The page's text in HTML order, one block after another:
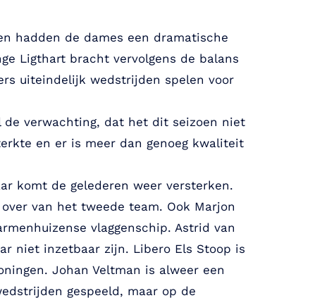
hadden de dames een dramatische
Ligthart bracht vervolgens de balans
uiteindelijk wedstrijden spelen voor
de verwachting, dat het dit seizoen niet
en er is meer dan genoeg kwaliteit
komt de gelederen weer versterken.
van het tweede team. Ook Marjon
vlaggenschip. Astrid van
niet inzetbaar zijn. Libero Els Stoop is
Johan Veltman is alweer een
gespeeld, maar op de